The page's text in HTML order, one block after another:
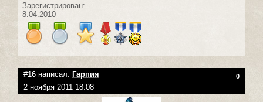
Зарегистрирован:
8.04.2010
#16 написал: Гарпия 0
2 ноября 2011 18:08